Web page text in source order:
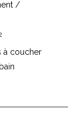
/
à coucher